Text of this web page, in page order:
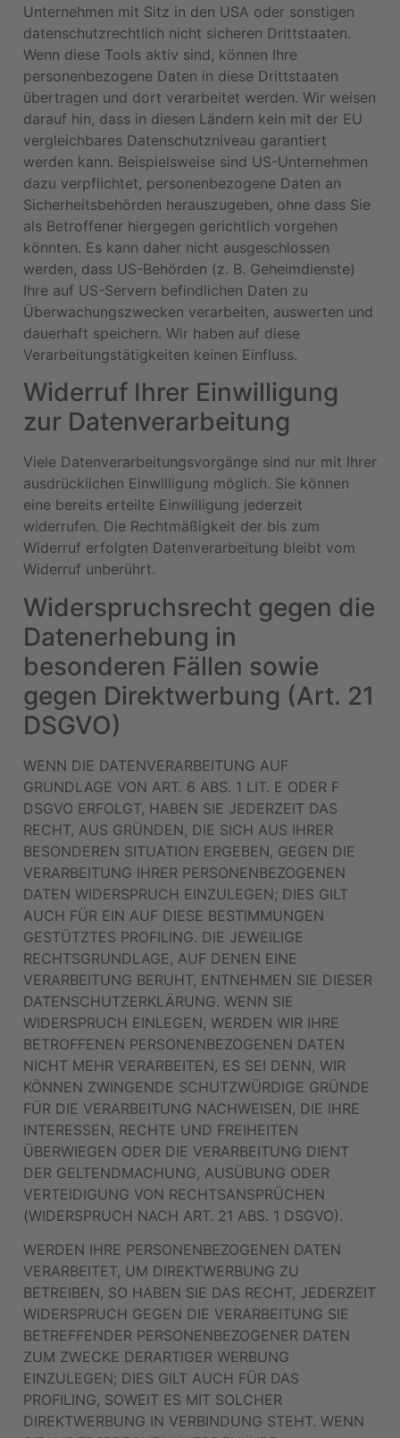
Unternehmen mit Sitz in den USA oder sonstigen
datenschutzrechtlich nicht sicheren Drittstaaten.
Wenn diese Tools aktiv sind, können Ihre
personenbezogene Daten in diese Drittstaaten
übertragen und dort verarbeitet werden. Wir weisen
darauf hin, dass in diesen Ländern kein mit der EU
vergleichbares Datenschutzniveau garantiert
werden kann. Beispielsweise sind US-Unternehmen
dazu verpflichtet, personenbezogene Daten an
Sicherheitsbehörden herauszugeben, ohne dass Sie
als Betroffener hiergegen gerichtlich vorgehen
könnten. Es kann daher nicht ausgeschlossen
werden, dass US-Behörden (z. B. Geheimdienste)
Ihre auf US-Servern befindlichen Daten zu
Überwachungszwecken verarbeiten, auswerten und
dauerhaft speichern. Wir haben auf diese
Verarbeitungstätigkeiten keinen Einfluss.
Widerruf Ihrer Einwilligung
zur Datenverarbeitung
Viele Datenverarbeitungsvorgänge sind nur mit Ihrer
ausdrücklichen Einwilligung möglich. Sie können
eine bereits erteilte Einwilligung jederzeit
widerrufen. Die Rechtmäßigkeit der bis zum
Widerruf erfolgten Datenverarbeitung bleibt vom
Widerruf unberührt.
Widerspruchsrecht gegen die
Datenerhebung in
besonderen Fällen sowie
gegen Direktwerbung (Art. 21
DSGVO)
WENN DIE DATENVERARBEITUNG AUF
GRUNDLAGE VON ART. 6 ABS. 1 LIT. E ODER F
DSGVO ERFOLGT, HABEN SIE JEDERZEIT DAS
RECHT, AUS GRÜNDEN, DIE SICH AUS IHRER
BESONDEREN SITUATION ERGEBEN, GEGEN DIE
VERARBEITUNG IHRER PERSONENBEZOGENEN
DATEN WIDERSPRUCH EINZULEGEN; DIES GILT
AUCH FÜR EIN AUF DIESE BESTIMMUNGEN
GESTÜTZTES PROFILING. DIE JEWEILIGE
RECHTSGRUNDLAGE, AUF DENEN EINE
VERARBEITUNG BERUHT, ENTNEHMEN SIE DIESER
DATENSCHUTZERKLÄRUNG. WENN SIE
WIDERSPRUCH EINLEGEN, WERDEN WIR IHRE
BETROFFENEN PERSONENBEZOGENEN DATEN
NICHT MEHR VERARBEITEN, ES SEI DENN, WIR
KÖNNEN ZWINGENDE SCHUTZWÜRDIGE GRÜNDE
FÜR DIE VERARBEITUNG NACHWEISEN, DIE IHRE
INTERESSEN, RECHTE UND FREIHEITEN
ÜBERWIEGEN ODER DIE VERARBEITUNG DIENT
DER GELTENDMACHUNG, AUSÜBUNG ODER
VERTEIDIGUNG VON RECHTSANSPRÜCHEN
(WIDERSPRUCH NACH ART. 21 ABS. 1 DSGVO).
WERDEN IHRE PERSONENBEZOGENEN DATEN
VERARBEITET, UM DIREKTWERBUNG ZU
BETREIBEN, SO HABEN SIE DAS RECHT, JEDERZEIT
WIDERSPRUCH GEGEN DIE VERARBEITUNG SIE
BETREFFENDER PERSONENBEZOGENER DATEN
ZUM ZWECKE DERARTIGER WERBUNG
EINZULEGEN; DIES GILT AUCH FÜR DAS
PROFILING, SOWEIT ES MIT SOLCHER
DIREKTWERBUNG IN VERBINDUNG STEHT. WENN